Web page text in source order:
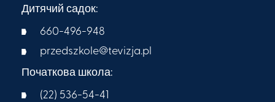
Дитячий садок:
660-496-948
przedszkole@tevizja.pl
Початкова школа:
(22) 536-54-41